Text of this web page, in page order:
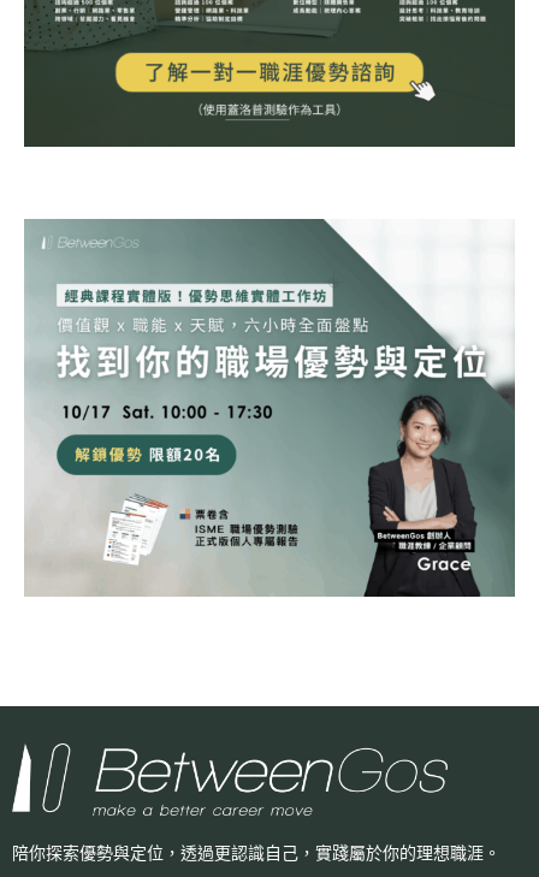
陪你探索優勢與定位，透過更認識自己， 實踐屬於你的理想職涯。